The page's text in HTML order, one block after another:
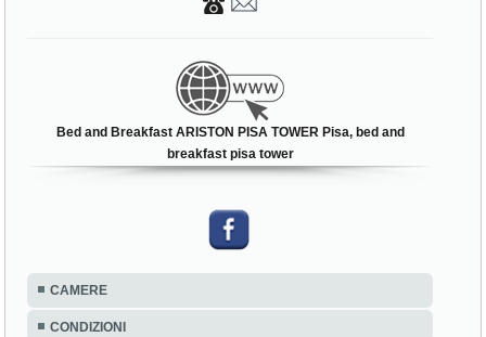
Bed and Breakfast ARISTON PISA TOWER Pisa, bed and
breakfast pisa tower
CAMERE
CONDIZIONI